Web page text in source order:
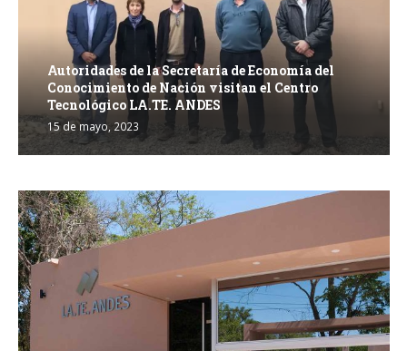
Autoridades de la Secretaría de Economía del
Conocimiento de Nación visitan el Centro
Tecnológico LA.TE. ANDES
15 de mayo, 2023